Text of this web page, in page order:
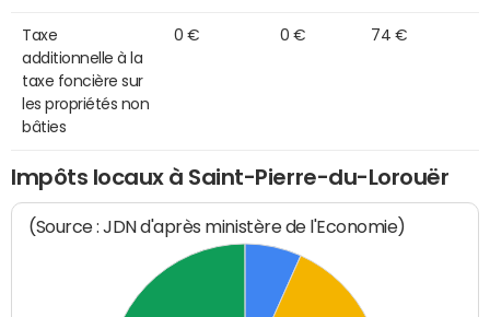
Taxe
additionnelle à la
taxe foncière sur
les propriétés non
bâties
0 € 0 € 74 €
Impôts locaux à Saint-Pierre-du-Lorouër
(Source : JDN d'après ministère de l'Economie)